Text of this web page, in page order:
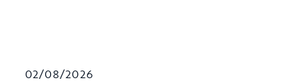
02/08/2026